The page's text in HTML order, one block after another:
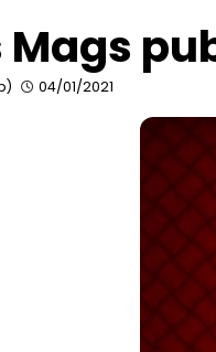
Mags
04/01/2021